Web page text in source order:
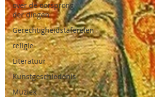
over de oorsprong
der dingen
Gerechtigheidstaferelen
religie
Literatuur
Kunstgeschiedenis
Muziek